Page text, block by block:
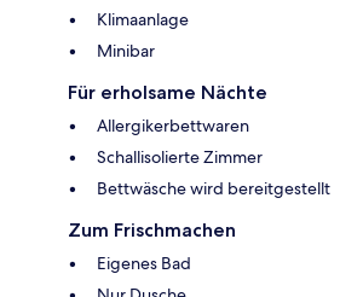
Klimaanlage
Minibar
Für erholsame Nächte
Allergikerbettwaren
Schallisolierte Zimmer
Bettwäsche wird bereitgestellt
Zum Frischmachen
Eigenes Bad